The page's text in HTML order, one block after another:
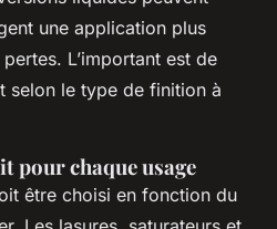
une application plus
L’important est de
selon le type de finition à
pour chaque usage
être choisi en fonction du